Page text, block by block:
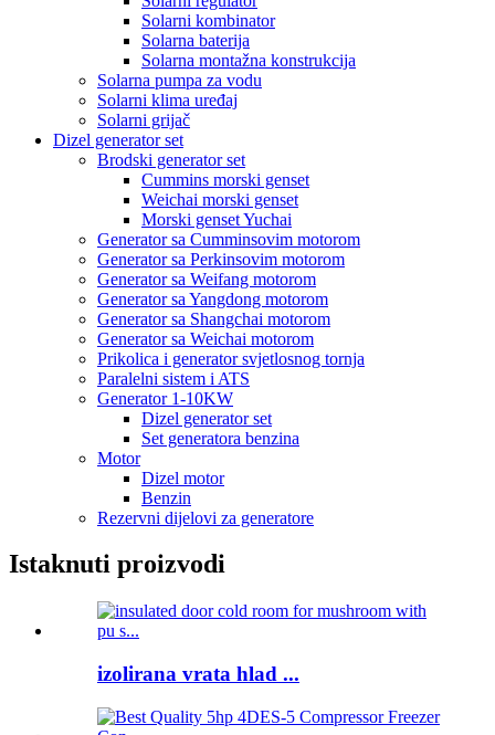
Solarni kombinator
Solarna baterija
Solarna montažna konstrukcija
Solarna pumpa za vodu
Solarni klima uređaj
Solarni grijač
Dizel generator set
Brodski generator set
Cummins morski genset
Weichai morski genset
Morski genset Yuchai
Generator sa Cumminsovim motorom
Generator sa Perkinsovim motorom
Generator sa Weifang motorom
Generator sa Yangdong motorom
Generator sa Shangchai motorom
Generator sa Weichai motorom
Prikolica i generator svjetlosnog tornja
Paralelni sistem i ATS
Generator 1-10KW
Dizel generator set
Set generatora benzina
Motor
Dizel motor
Benzin
Rezervni dijelovi za generatore
Istaknuti proizvodi
izolirana vrata hlad ...